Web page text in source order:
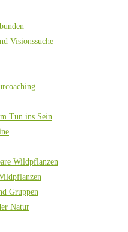
Visionssuche
Tun ins Sein
Wildpflanzen
Gruppen
Natur